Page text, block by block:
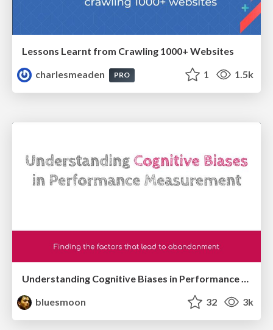
Lessons Learnt from Crawling 1000+ Websites
charlesmeaden
PRO 1 1.5k
Understanding Cognitive Biases in Performance Measurement
bluesmoon
32 3k